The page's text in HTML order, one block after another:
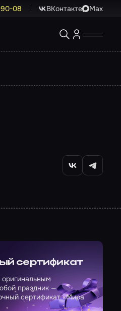
90-08 ВКонтакте Max
сертификат
оригинальным
праздник —
сертификат «Мира